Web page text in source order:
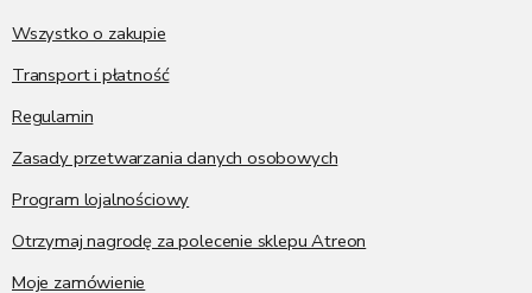
Wszystko o zakupie
Transport i płatność
Regulamin
Zasady przetwarzania danych osobowych
Program lojalnościowy
Otrzymaj nagrodę za polecenie sklepu Atreon
Moje zamówienie